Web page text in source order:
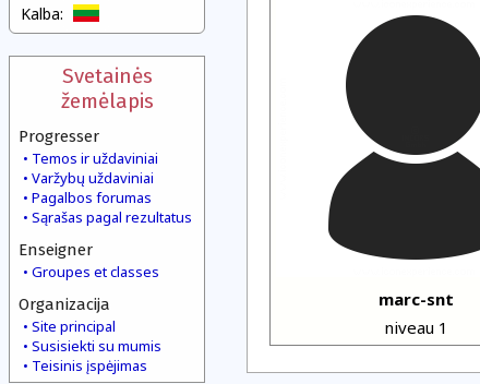
Kalba:
Svetainės
žemėlapis
Progresser
Temos ir uždaviniai
Varžybų uždaviniai
Pagalbos forumas
Sąrašas pagal rezultatus
Enseigner
Groupes et classes
Organizacija
Site principal
Susisiekti su mumis
Teisinis įspėjimas
marc-snt
niveau 1